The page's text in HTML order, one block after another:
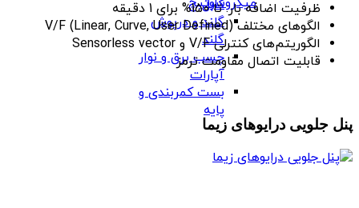
کابل
گلند و درپوش
گلند
چسب برق و نوار
آپارات
بست کمربندی و
پایه
ظرفیت اضافه بار: تا 150% برای 1 دقیقه
الگوهای مختلف V/F (Linear, Curve, User Defined)
الگوریتم‌های کنترلی V/F و Sensorless vector
قابلیت اتصال مقاومت ترمز
پنل جلویی درایوهای زیما